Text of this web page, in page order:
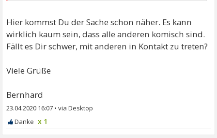
Hier kommst Du der Sache schon näher. Es kann
wirklich kaum sein, dass alle anderen komisch sind.
Fällt es Dir schwer, mit anderen in Kontakt zu treten?
Viele Grüße
Bernhard
23.04.2020 16:07 •
x 1